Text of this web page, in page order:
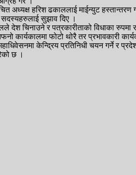
अध्यक्ष हरिश ढकाललाई माईन्युट
सदस्यहरुलाई सुझाव दिए ।
देश चिनाउने र पत्रकारीताको विधाका रुपमा
कार्यकालमा फोटो थोरै तर प्रभावकारी
केन्द्रिय प्रतिनिधी चयन गर्ने र
छ ।